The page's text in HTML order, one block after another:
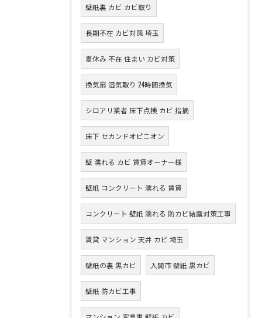
壁紙裏 カビ カビ取り
長期不在 カビ対策 埼玉
夏休み 不在 住まい カビ対策
換気扇 湿気取り 24時間換気
シロアリ業者 床下点検 カビ 指摘
床下 セカンドオピニオン
壁 濡れる カビ 賃貸オーナー様
壁紙 コンクリート 濡れる 賃貸
コンクリート 壁紙 濡れる 防カビ結露対策工事
賃貸 マンション 天井 カビ 埼玉
壁紙の裏 黒カビ 入間市 壁紙 黒カビ
壁紙 防カビ工事